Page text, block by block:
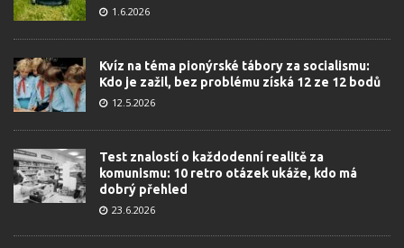
1.6.2026
Kvíz na téma pionýrské tábory za socialismu:
Kdo je zažil, bez problému získá 12 ze 12 bodů
12.5.2026
Test znalostí o každodenní realitě za
komunismu: 10 retro otázek ukáže, kdo má
dobrý přehled
23.6.2026